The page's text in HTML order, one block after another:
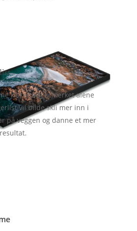
klarer seg utmerket alene
vil bilde skli mer inn i
på veggen og danne et mer